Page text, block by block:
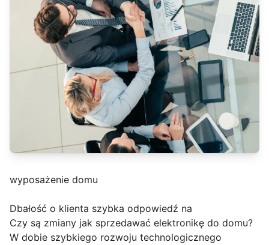
wyposażenie domu
Dbałość o klienta szybka odpowiedź na
Czy są zmiany jak sprzedawać elektronikę do domu?
W dobie szybkiego rozwoju technologicznego